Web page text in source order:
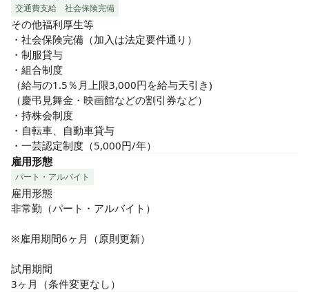
交通費支給 社会保険完備
その他福利厚生等
・社会保険完備（加入は法定要件通り）
・制服貸与
・組合制度
（給与の1.5％月上限3,000円を給与天引き)
（慶弔見舞金・映画館などの割引券など）
・持株会制度
・自転車、自動車貸与
・一芸認定制度（5,000円/年）
雇用形態
パート・アルバイト
雇用形態
非常勤（パート・アルバイト）
※雇用期間6ヶ月（原則更新）
試用期間
3ヶ月（条件変更なし）